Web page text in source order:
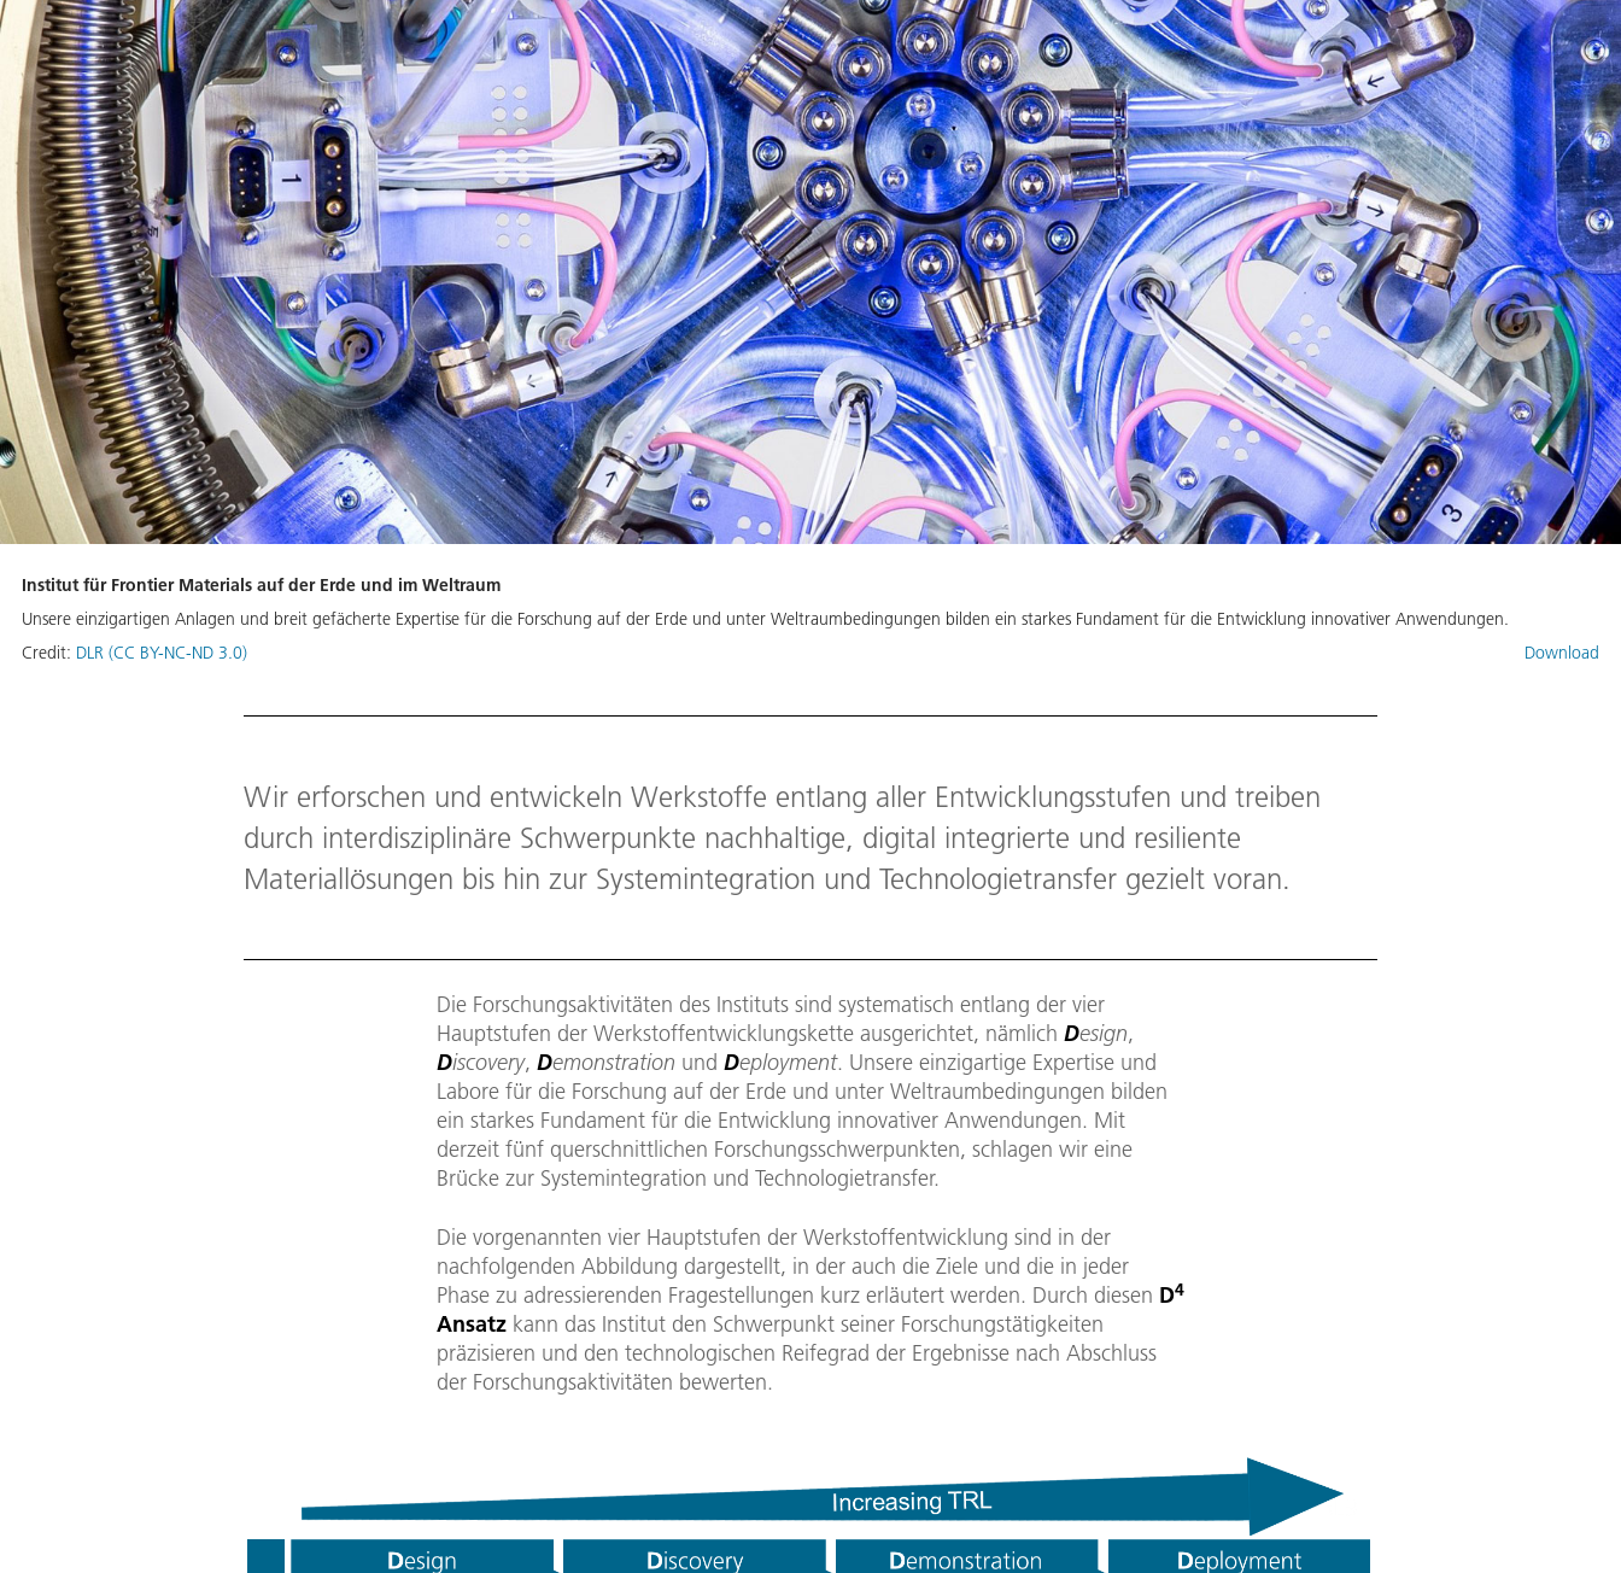
Institut für Frontier Materials auf der Erde und im Weltraum
Unsere einzigartigen Anlagen und breit gefächerte Expertise für die Forschung auf der Erde und unter Weltraumbedingungen bilden ein starkes Fundament für die Entwicklung innovativer Anwendungen.
Credit: DLR (CC BY-NC-ND 3.0) Download
Wir erforschen und entwickeln Werkstoffe entlang aller Entwicklungsstufen und treiben
durch interdisziplinäre Schwerpunkte nachhaltige, digital integrierte und resiliente
Materiallösungen bis hin zur Systemintegration und Technologietransfer gezielt voran.
Die Forschungsaktivitäten des Instituts sind systematisch entlang der vier
Hauptstufen der Werkstoffentwicklungskette ausgerichtet, nämlich Design,
Discovery, Demonstration und Deployment. Unsere einzigartige Expertise und
Labore für die Forschung auf der Erde und unter Weltraumbedingungen bilden
ein starkes Fundament für die Entwicklung innovativer Anwendungen. Mit
derzeit fünf querschnittlichen Forschungsschwerpunkten, schlagen wir eine
Brücke zur Systemintegration und Technologietransfer.
Die vorgenannten vier Hauptstufen der Werkstoffentwicklung sind in der
nachfolgenden Abbildung dargestellt, in der auch die Ziele und die in jeder
Phase zu adressierenden Fragestellungen kurz erläutert werden. Durch diesen D4
Ansatz kann das Institut den Schwerpunkt seiner Forschungstätigkeiten
präzisieren und den technologischen Reifegrad der Ergebnisse nach Abschluss
der Forschungsaktivitäten bewerten.